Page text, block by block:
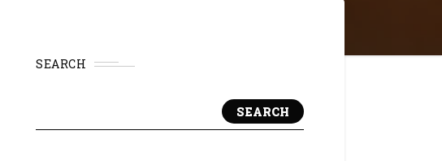
SEARCH
SEARCH